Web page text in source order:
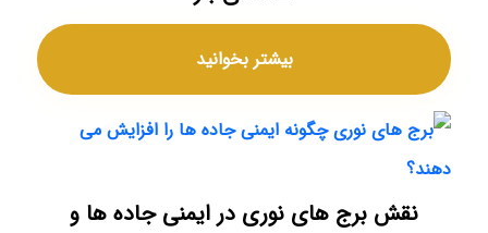
بیشتر بخوانید
نقش برج های نوری در ایمنی جاده ها و